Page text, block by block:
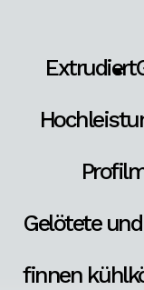
Extrudiert
Gelötete
finnen